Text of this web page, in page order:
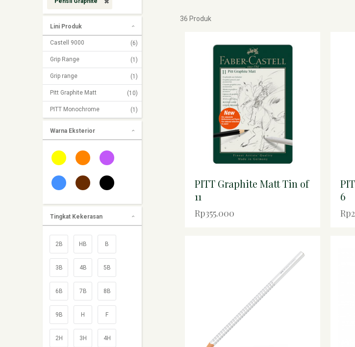
Lini Produk
Castell 9000 (6)
Grip Range (1)
Grip range (1)
Pitt Graphite Matt (10)
PITT Monochrome (1)
Warna Eksterior
Tingkat Kekerasan
2B HB B
3B 4B 5B
6B 7B 8B
9B H F
2H 3H 4H
36 Produk
PITT Graphite Matt Tin of
11
Rp355.000
6